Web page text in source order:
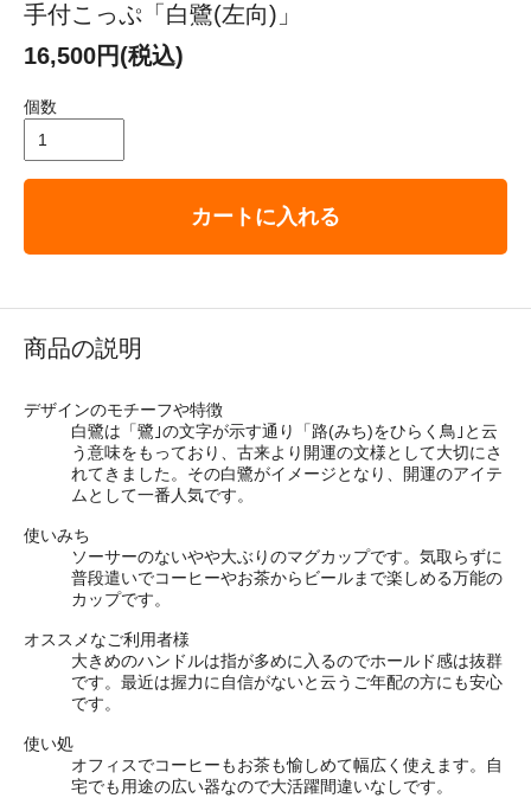
手付こっぷ「白鷺(左向)」
16,500円(税込)
個数
カートに入れる
商品の説明
デザインのモチーフや特徴
白鷺は「鷺｣の文字が示す通り「路(みち)をひらく鳥｣と云
う意味をもっており、古来より開運の文様として大切にさ
れてきました。その白鷺がイメージとなり、開運のアイテ
ムとして一番人気です。
使いみち
ソーサーのないやや大ぶりのマグカップです。気取らずに
普段遣いでコーヒーやお茶からビールまで楽しめる万能の
カップです。
オススメなご利用者様
大きめのハンドルは指が多めに入るのでホールド感は抜群
です。最近は握力に自信がないと云うご年配の方にも安心
です。
使い処
オフィスでコーヒーもお茶も愉しめて幅広く使えます。自
宅でも用途の広い器なので大活躍間違いなしです。